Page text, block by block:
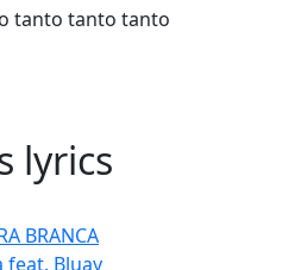
tanto tanto tanto
lyrics
BRANCA
feat. Bluay